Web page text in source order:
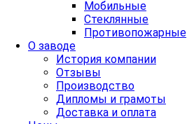
Мобильные
Стеклянные
Противопожарные
О заводе
История компании
Отзывы
Производство
Дипломы и грамоты
Доставка и оплата